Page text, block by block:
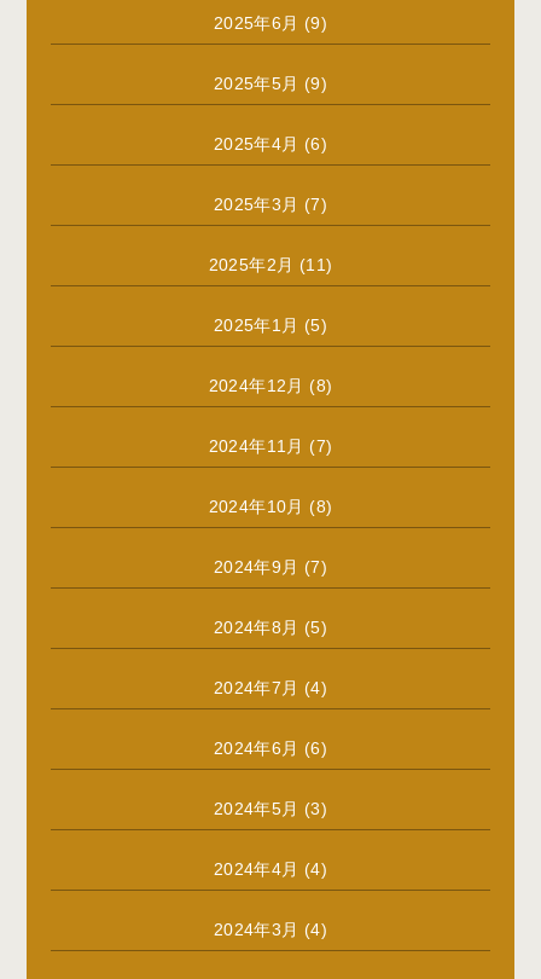
2025年6月 (9)
2025年5月 (9)
2025年4月 (6)
2025年3月 (7)
2025年2月 (11)
2025年1月 (5)
2024年12月 (8)
2024年11月 (7)
2024年10月 (8)
2024年9月 (7)
2024年8月 (5)
2024年7月 (4)
2024年6月 (6)
2024年5月 (3)
2024年4月 (4)
2024年3月 (4)